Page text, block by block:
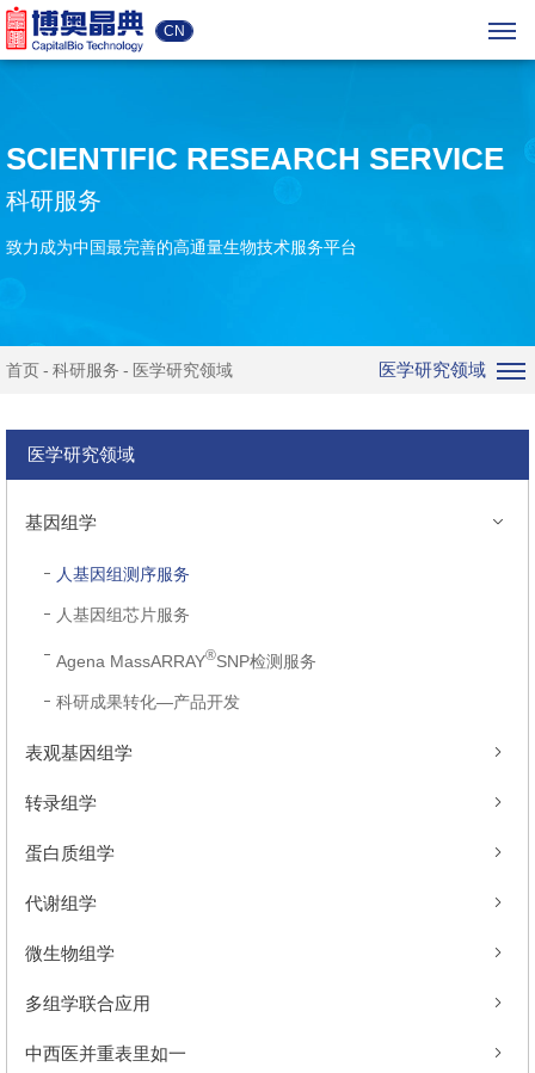
CN
SCIENTIFIC RESEARCH SERVICE
科研服务
致力成为中国最完善的高通量生物技术服务平台
首页 科研服务 医学研究领域 医学研究领域
医学研究领域
基因组学
人基因组测序服务
人基因组芯片服务
Agena MassARRAY®SNP检测服务
科研成果转化—产品开发
表观基因组学
转录组学
蛋白质组学
代谢组学
微生物组学
多组学联合应用
中西医并重表里如一